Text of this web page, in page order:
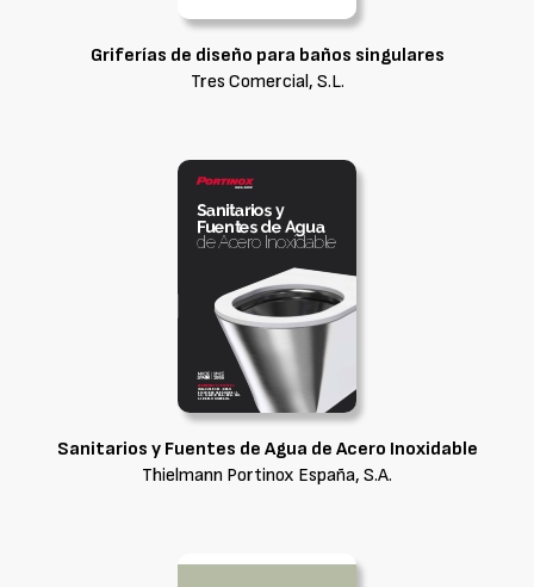
Griferías de diseño para baños singulares
Tres Comercial, S.L.
Sanitarios y Fuentes de Agua de Acero Inoxidable
Thielmann Portinox España, S.A.